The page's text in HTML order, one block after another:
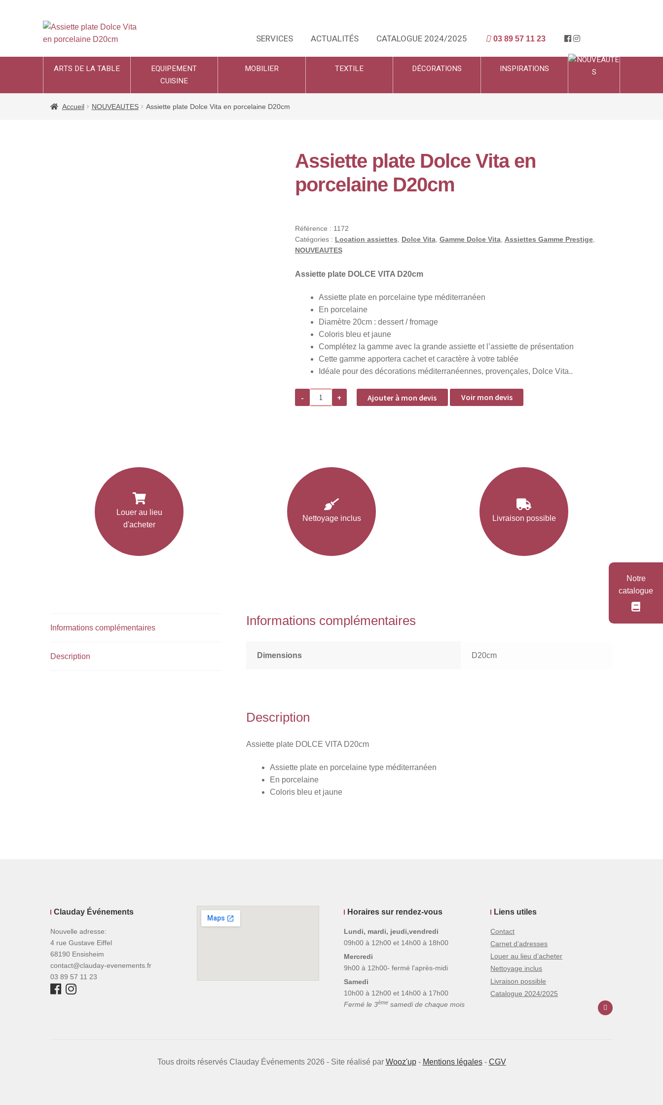
Notre
catalogue
SERVICES ACTUALITÉS CATALOGUE 2024/2025 03 89 57 11 23
ARTS DE LA TABLE
EQUIPEMENT
CUISINE
MOBILIER TEXTILE DÉCORATIONS INSPIRATIONS
Accueil NOUVEAUTES Assiette plate Dolce Vita en porcelaine D20cm
Assiette plate Dolce Vita en
porcelaine D20cm
Référence : 1172
Catégories : Location assiettes Dolce Vita, Gamme Dolce Vita, Assiettes Gamme Prestige,
NOUVEAUTES
Assiette plate DOLCE VITA D20cm
Assiette plate en porcelaine type méditerranéen
En porcelaine
Diamètre 20cm : dessert / fromage
Coloris bleu et jaune
Complétez la gamme avec la grande assiette et l’assiette de présentation
Cette gamme apportera cachet et caractère à votre tablée
Idéale pour des décorations méditerranéennes, provençales, Dolce Vita..
-
quantité
Assiette
+ Ajouter à mon devis Voir mon devis
Louer au lieu
d'acheter
Nettoyage inclus Livraison possible
Informations complémentaires
Description
Informations complémentaires
Dimensions D20cm
Description
Assiette plate DOLCE VITA D20cm
Assiette plate en porcelaine type méditerranéen
En porcelaine
Coloris bleu et jaune
Clauday Événements
Nouvelle adresse:
4 rue Gustave Eiffel
68190 Ensisheim
contact@clauday-evenements.fr
03 89 57 11 23
Horaires sur rendez-vous
Lundi, mardi, jeudi,vendredi
09h00 à 12h00 et 14h00 à 18h00
Mercredi
9h00 à 12h00- fermé l'après-midi
Samedi
10h00 à 12h00 et 14h00 à 17h00
Fermé le 3èmesamedi de chaque mois
Liens utiles
Contact
Carnet d’adresses
Louer au lieu d’acheter
Nettoyage inclus
Livraison possible
Catalogue 2024/2025
Tous droits réservés Clauday Événements 2026 - Site réalisé par Wooz'up- Mentions légales- CGV